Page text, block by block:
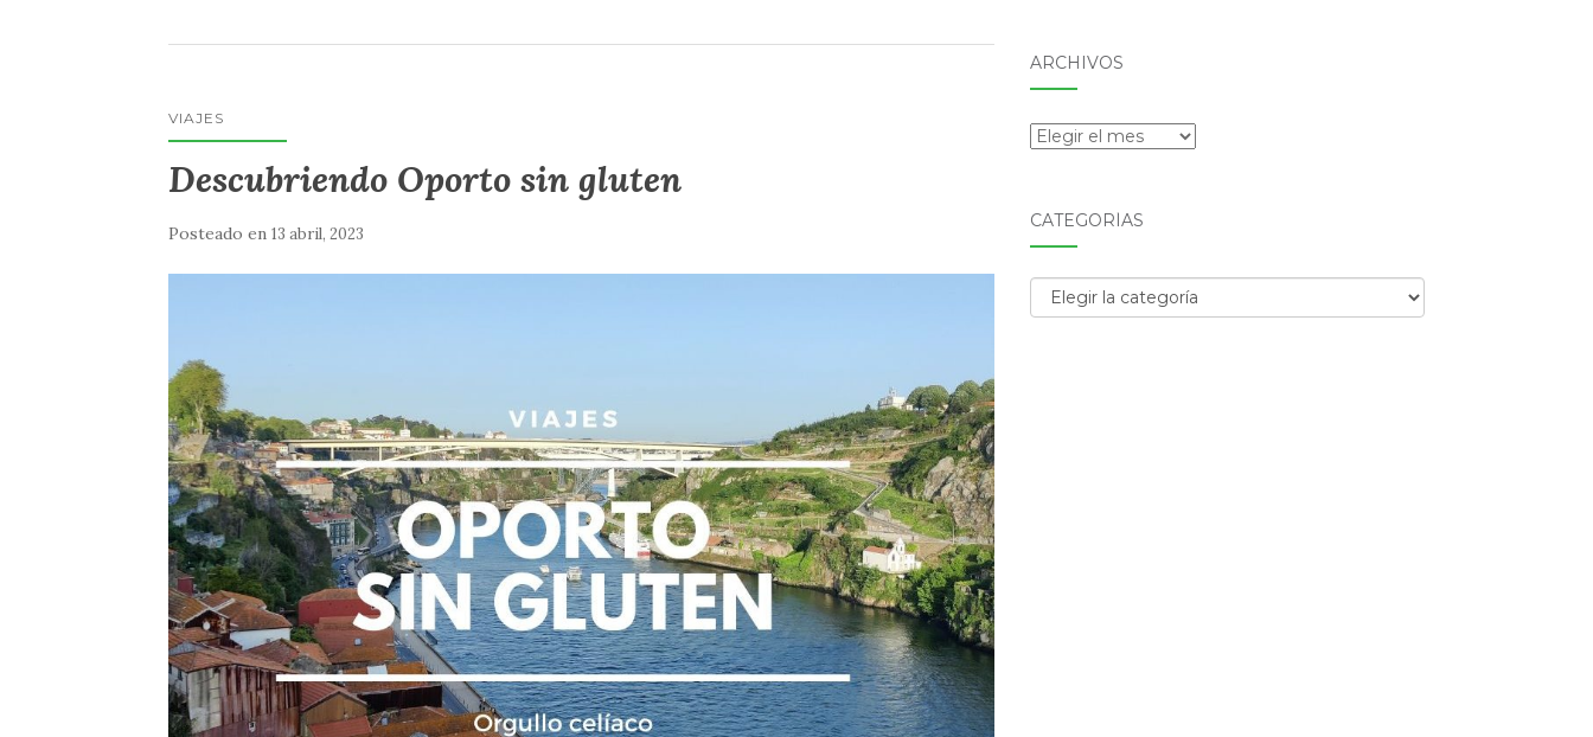
VIAJES
Descubriendo Oporto sin gluten
Posteado en 13 abril, 2023
ARCHIVOS
Archivos
CATEGORÍAS
Categorías